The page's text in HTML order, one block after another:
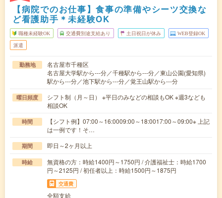
【病院でのお仕事】食事の準備やシーツ交換な
ど看護助手＊未経験OK
職種未経験OK 交通費別途支給あり 土日祝日が休み WEB登録OK
派遣
勤務地
名古屋市千種区
名古屋大学駅から---分／千種駅から---分／東山公園(愛知県)
駅から---分／池下駅から---分／覚王山駅から---分
曜日頻度
シフト制（月～日） ※平日のみなどの相談もOK ※週3なども
相談OK
時間
【シフト例】07:00～16:0009:00～18:0017:00～09:00※ 上記
は一例です！そ…
期間 即日～2ヶ月以上
時給
無資格の方：時給1400円～1750円 / 介護福祉士：時給1700
円～2125円 / 初任者以上：時給1500円～1875円
交通費
全額支給